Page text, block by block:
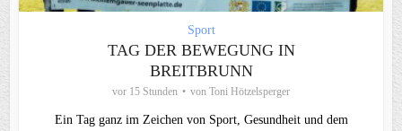
Sport
TAG DER BEWEGUNG IN
BREITBRUNN
vor 15 Stunden von Toni Hötzelsperger
Ein Tag ganz im Zeichen von Sport, Gesundheit und dem